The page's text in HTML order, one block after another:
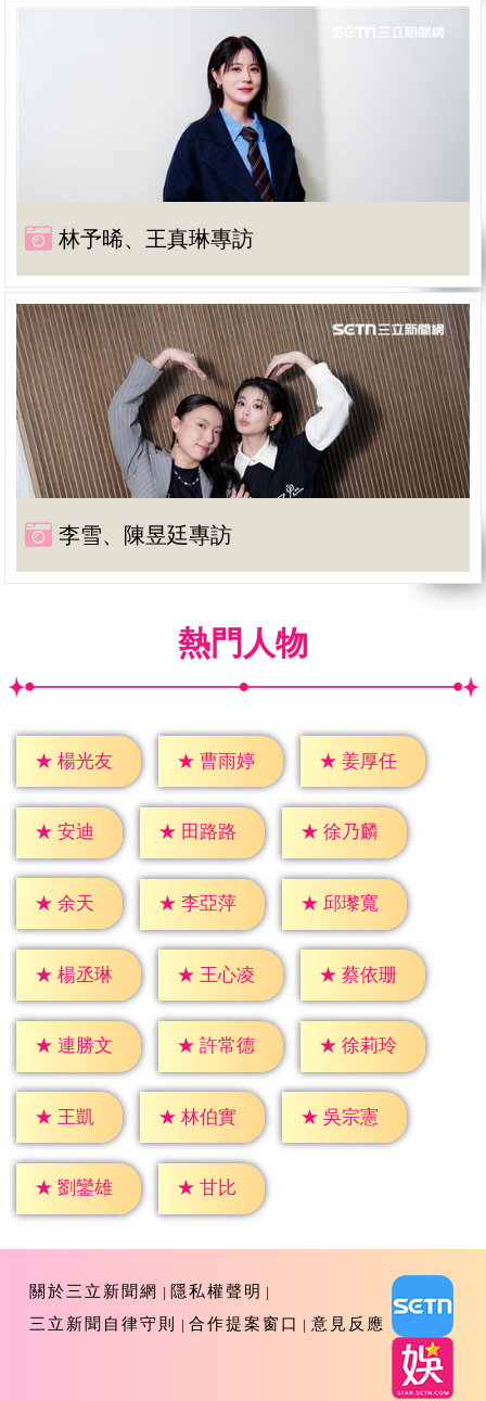
林予晞、王真琳專訪
李雪、陳昱廷專訪
熱門人物
★ 楊光友 ★ 曹雨婷 ★ 姜厚任
★ 安迪 ★ 田路路 ★ 徐乃麟
★ 余天 ★ 李亞萍 ★ 邱瓈寬
★ 楊丞琳 ★ 王心凌 ★ 蔡依珊
★ 連勝文 ★ 許常德 ★ 徐莉玲
★ 王凱 ★ 林伯實 ★ 吳宗憲
★ 劉鑾雄 ★ 甘比
關於三立新聞網
隱私權聲明
三立新聞自律守則
合作提案窗口 意見反應